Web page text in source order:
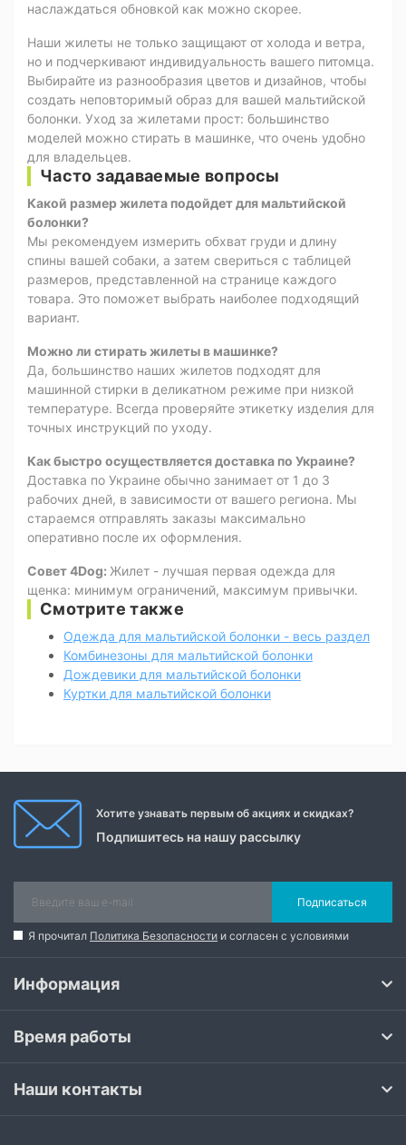
наслаждаться обновкой как можно скорее.
Наши жилеты не только защищают от холода и ветра,
но и подчеркивают индивидуальность вашего питомца.
Выбирайте из разнообразия цветов и дизайнов, чтобы
создать неповторимый образ для вашей мальтийской
болонки. Уход за жилетами прост: большинство
моделей можно стирать в машинке, что очень удобно
для владельцев.
Часто задаваемые вопросы
Какой размер жилета подойдет для мальтийской
болонки?
Мы рекомендуем измерить обхват груди и длину
спины вашей собаки, а затем свериться с таблицей
размеров, представленной на странице каждого
товара. Это поможет выбрать наиболее подходящий
вариант.
Можно ли стирать жилеты в машинке?
Да, большинство наших жилетов подходят для
машинной стирки в деликатном режиме при низкой
температуре. Всегда проверяйте этикетку изделия для
точных инструкций по уходу.
Как быстро осуществляется доставка по Украине?
Доставка по Украине обычно занимает от 1 до 3
рабочих дней, в зависимости от вашего региона. Мы
стараемся отправлять заказы максимально
оперативно после их оформления.
Совет 4Dog: Жилет - лучшая первая одежда для
щенка: минимум ограничений, максимум привычки.
Смотрите также
Одежда для мальтийской болонки - весь раздел
Комбинезоны для мальтийской болонки
Дождевики для мальтийской болонки
Куртки для мальтийской болонки
Хотите узнавать первым об акциях и скидках?
Подпишитесь на нашу рассылку
Подписаться
Я прочитал Политика Безопасности и согласен с условиями
Информация
Время работы
Наши контакты